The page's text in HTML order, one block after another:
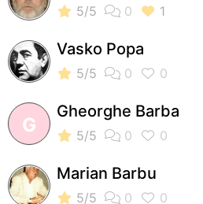
Vasko Popa
G
Gheorghe Barba
Marian Barbu